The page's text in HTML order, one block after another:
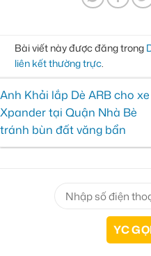
Bài viết này được đăng trong
liên kết thường trực
Anh Khải lắp Dè ARB cho xe
Xpander tại Quận Nhà Bè
tránh bùn đất văng bẩn